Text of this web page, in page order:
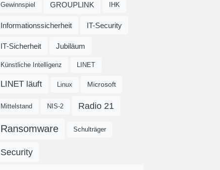
Gewinnspiel GROUPLINK IHK
Informationssicherheit IT-Security
IT-Sicherheit Jubiläum
Künstliche Intelligenz LINET
LINET läuft Linux Microsoft
Mittelstand NIS-2 Radio 21
Ransomware Schulträger
Security